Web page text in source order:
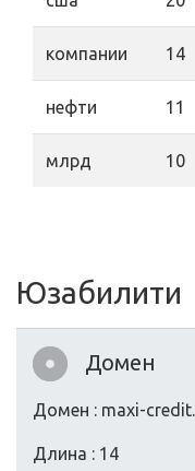
компании 14
нефти 11
млрд 10
Юзабилити
Домен
Домен : maxi-
Длина : 14